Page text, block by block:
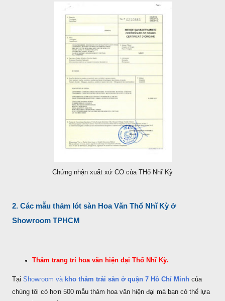
Chứng nhận xuất xứ CO của THổ Nhĩ Kỳ
2. Các mẫu thảm lót sàn Hoa Văn Thổ Nhĩ Kỳ ở
Showroom TPHCM
Thảm trang trí hoa văn hiện đại Thổ Nhĩ Kỳ.
Tại Showroom vàkho thảm trải sàn ở quận 7 Hồ Chí Minh của
chúng tôi có hơn 500 mẫu thảm hoa văn hiện đại mà bạn có thể lựa